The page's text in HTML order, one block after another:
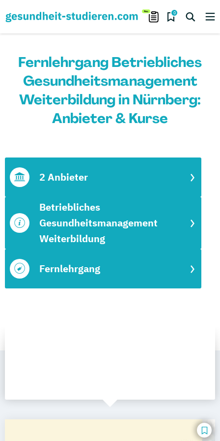
0
Fernlehrgang Betriebliches
Gesundheitsmanagement
Weiterbildung in Nürnberg:
Anbieter & Kurse
Fernlehrgang
Betriebliches
Gesundheitsmanagement
Weiterbildung
2 Anbieter